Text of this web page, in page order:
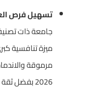
تسهيل فرص
جامعة ذات
ميزة تنافسية
مرموقة
2026 بفضل